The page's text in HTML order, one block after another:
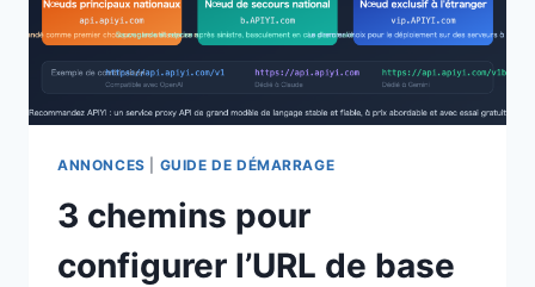
ANNONCES GUIDE DE DÉMARRAGE
3 chemins pour
configurer l’URL de base